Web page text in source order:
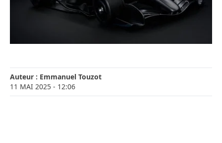
Auteur : Emmanuel Touzot
11 MAI 2025 - 12:06